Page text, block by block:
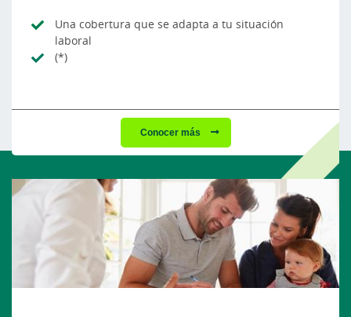
Una cobertura que se adapta a tu situación
laboral
(*)
Conocer más